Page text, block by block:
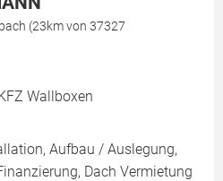
(23km von 37327
Wallboxen
Aufbau / Auslegung,
Dach Vermietung